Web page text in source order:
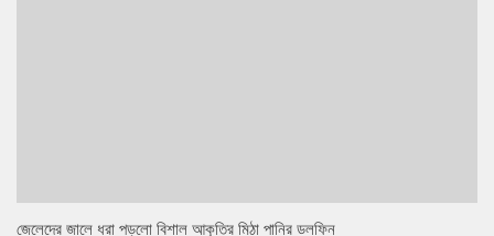
জেলেদের জালে ধরা পড়লো বিশাল আকৃতির মিঠা পানির ডলফিন